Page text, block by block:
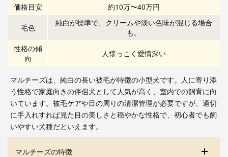
価格目安
約10万〜40万円
毛色
純白が標準で、クリームや淡い色味が混じる場合
も。
性格の傾
向
人懐っこく愛情深い
マルチーズは、純白の長い被毛が特徴の小型犬です。人に寄り添
う性格で家庭向きの伴侶犬として人気が高く、室内での飼育に向
いています。被毛ケアや目の周りの清潔管理が必要ですが、適切
に手入れすれば見た目の美しさと穏やかな性格で、初心者でも飼
いやすい犬種だといえます。
マルチーズの特徴